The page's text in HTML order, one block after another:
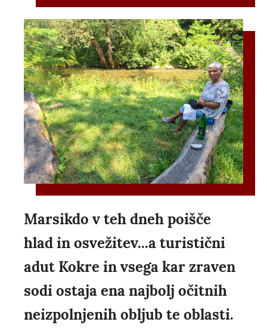
Marsikdo v teh dneh poišče
hlad in osvežitev...a turistični
adut Kokre in vsega kar zraven
sodi ostaja ena najbolj očitnih
neizpolnjenih obljub te oblasti.